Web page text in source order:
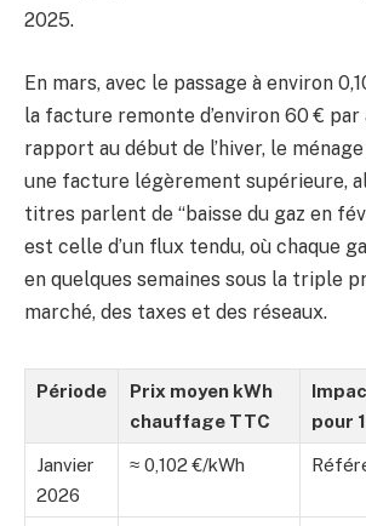
2025.
En mars, avec le passage à environ
la facture remonte d’environ 60 € par
rapport au début de l’hiver, le
une facture légèrement supérieure,
titres parlent de “baisse du gaz en
est celle d’un flux tendu, où chaque
en quelques semaines sous la triple
marché, des taxes et des réseaux.
Période
Prix moyen kWh
chauffage TTC
pour
Janvier
2026
≈ 0,102 €/kWh